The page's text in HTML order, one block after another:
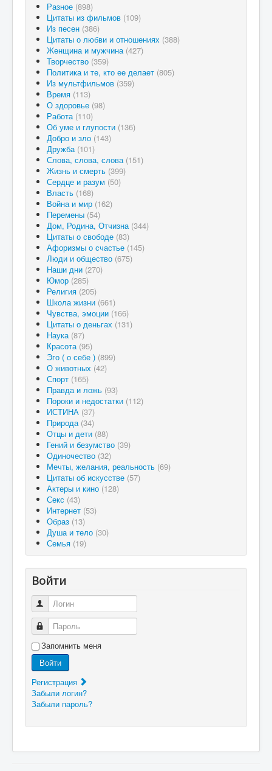
Разное (898)
Цитаты из фильмов (109)
Из песен (386)
Цитаты о любви и отношениях (388)
Женщина и мужчина (427)
Творчество (359)
Политика и те, кто ее делает (805)
Из мультфильмов (359)
Время (113)
О здоровье (98)
Работа (110)
Об уме и глупости (136)
Добро и зло (143)
Дружба (101)
Слова, слова, слова (151)
Жизнь и смерть (399)
Сердце и разум (50)
Власть (168)
Война и мир (162)
Перемены (54)
Дом, Родина, Отчизна (344)
Цитаты о свободе (83)
Афоризмы о счастье (145)
Люди и общество (675)
Наши дни (270)
Юмор (285)
Религия (205)
Школа жизни (661)
Чувства, эмоции (166)
Цитаты о деньгах (131)
Наука (87)
Красота (95)
Эго ( о себе ) (899)
О животных (42)
Спорт (165)
Правда и ложь (93)
Пороки и недостатки (112)
ИСТИНА (37)
Природа (34)
Отцы и дети (88)
Гений и безумство (39)
Одиночество (32)
Мечты, желания, реальность (69)
Цитаты об искусстве (57)
Актеры и кино (128)
Секс (43)
Интернет (53)
Образ (13)
Душа и тело (30)
Семья (19)
Войти
Логин
Пароль
Запомнить меня
Войти
Регистрация
Забыли логин?
Забыли пароль?